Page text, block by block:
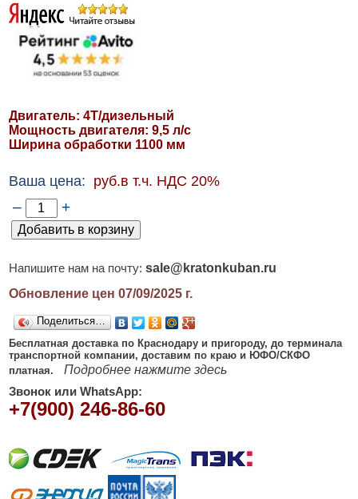
Двигатель: 4T/дизельный
Мощность двигателя: 9,5 л/с
Ширина обработки 1100 мм
Ваша цена: руб.в т.ч. НДС 20%
– +
Напишите нам на почту: sale@kratonkuban.ru
Обновление цен 07/09/2025г.
Поделиться…
Бесплатная доставка по Краснодару и пригороду, до терминала
транспортной компании, доставим по краю и ЮФО/СКФО
платная.
Подробнее нажмите здесь
Звонок или WhatsApp:
+7(900) 246-86-60